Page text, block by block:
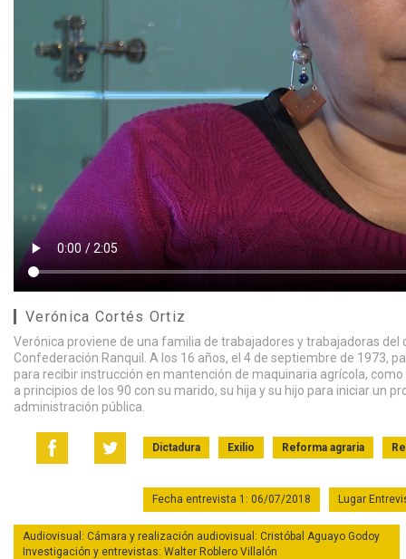
Verónica Cortés Ortiz
Verónica proviene de una familia de trabajadores y trabajadoras
Confederación Ranquil. A los 16 años, el 4 de septiembre de 1973,
para recibir instrucción en mantención de maquinaria agrícola,
a principios de los 90 con su marido, su hija y su hijo para iniciar un
administración pública.
Dictadura Exilio Reforma agraria
Fecha entrevista 1: 06/07/2018 Lugar
Audiovisual: Cámara y realización audiovisual: Cristóbal Aguayo Godoy
Investigación y entrevistas: Walter Roblero Villalón